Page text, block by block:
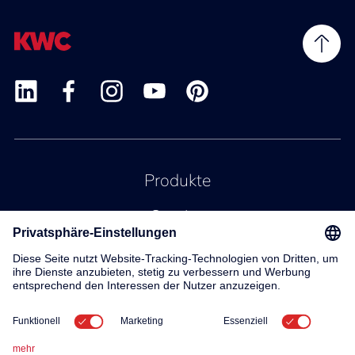
Produkte
Service
Kontakt
Über uns